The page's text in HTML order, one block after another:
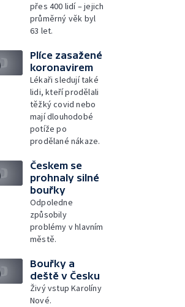
přes 400 lidí – jejich
průměrný věk byl
63 let.
Plíce zasažené
koronavirem
Lékaři sledují také
lidi, kteří prodělali
těžký covid nebo
mají dlouhodobé
potíže po
prodělané nákaze.
Českem se
prohnaly silné
bouřky
Odpoledne
způsobily
problémy v hlavním
městě.
Bouřky a
deště v Česku
Živý vstup Karolíny
Nové.